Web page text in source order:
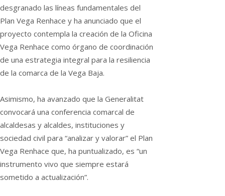
desgranado las líneas fundamentales del
Plan Vega Renhace y ha anunciado que el
proyecto contempla la creación de la Oficina
Vega Renhace como órgano de coordinación
de una estrategia integral para la resiliencia
de la comarca de la Vega Baja.
Asimismo, ha avanzado que la Generalitat
convocará una conferencia comarcal de
alcaldesas y alcaldes, instituciones y
sociedad civil para “analizar y valorar” el Plan
Vega Renhace que, ha puntualizado, es “un
instrumento vivo que siempre estará
sometido a actualización”.